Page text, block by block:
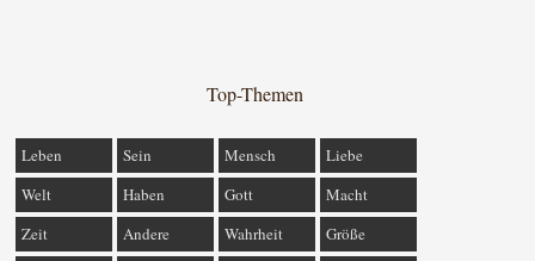
Top-Themen
Leben Sein Mensch
Liebe
Welt
Haben Gott
Macht
Zeit
Andere Wahrheit
Größe